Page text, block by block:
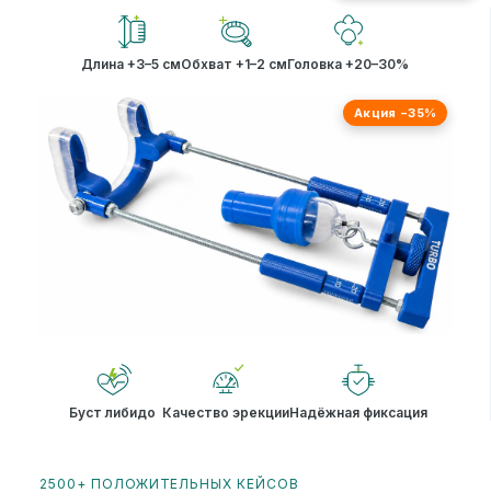
Длина +3–5 смОбхват +1–2 смГоловка +20–30%
Акция −35%
Буст либидо Качество эрекцииНадёжная фиксация
2500+ ПОЛОЖИТЕЛЬНЫХ КЕЙСОВ